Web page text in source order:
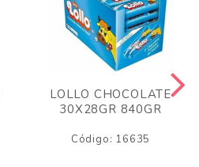
LOLLO CHOCOLATE
30X28GR 840GR
Código: 16635